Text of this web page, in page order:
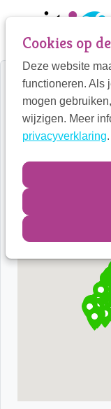
Cookies op
Deze website
functioneren. Als
mogen
wijzigen. Meer
privacyverklaring.
Jump
to
navigation
Jump
to
main
Vind een
Vind